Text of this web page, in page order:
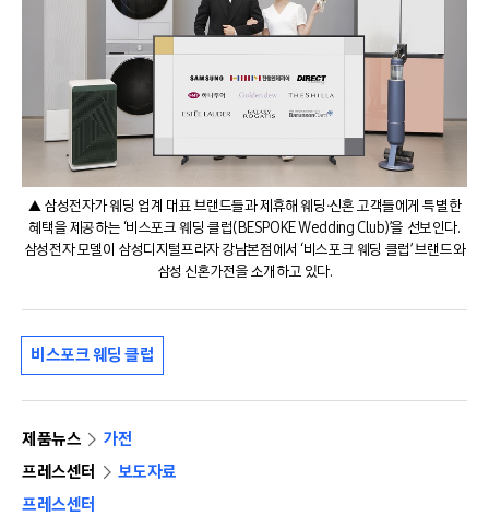
▲ 삼성전자가 웨딩 업계 대표 브랜드들과 제휴해 웨딩∙신혼 고객들에게 특별한
혜택을 제공하는 ‘비스포크 웨딩 클럽(BESPOKE Wedding Club)’을 선보인다.
삼성전자 모델이 삼성디지털프라자 강남본점에서 ‘비스포크 웨딩 클럽’ 브랜드와
삼성 신혼가전을 소개하고 있다.
비스포크 웨딩 클럽
제품뉴스
가전
프레스센터
보도자료
프레스센터